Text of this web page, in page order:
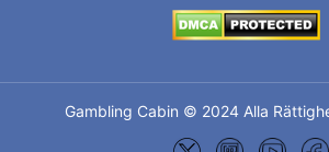
Gambling Cabin © 2024 Alla